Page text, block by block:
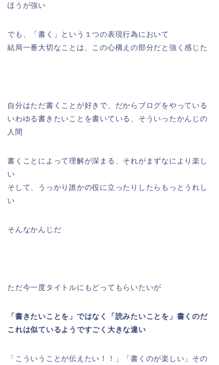
ほうが強い
でも、「書く」という１つの表現行為において
結局一番大切なことは、この心構えの部分だと強く感じた
自分はただ書くことが好きで、だからブログをやっている
いわゆる書きたいことを書いている、そういったかんじの
人間
書くことによって理解が深まる、それがまずなにより楽し
い
そして、うっかり誰かの役に立ったりしたらもっとうれし
い
そんなかんじだ
ただ今一度タイトルにもどってもらいたいが
「書きたいことを」ではなく「読みたいことを」書くのだ
これは似ているようですごく大きな違い
「こういうことが伝えたい！！」「書くのが楽しい」その